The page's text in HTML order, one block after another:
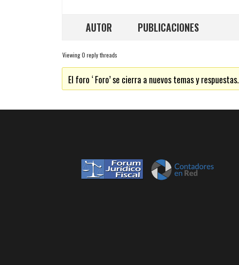
AUTOR PUBLICACIONES
Viewing 0 reply threads
El foro ‘ Foro’ se cierra a nuevos temas y respuestas.